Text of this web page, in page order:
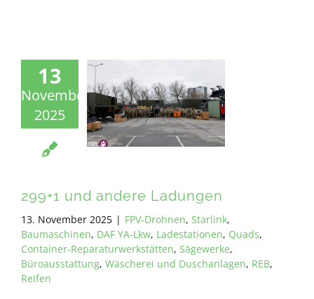
13
November
2025
299+1 und andere Ladungen
13. November 2025 | FPV-Drohnen, Starlink,
Baumaschinen, DAF YA-Lkw, Ladestationen, Quads,
Container-Reparaturwerkstätten, Sägewerke,
Büroausstattung, Wäscherei und Duschanlagen, REB,
Reifen